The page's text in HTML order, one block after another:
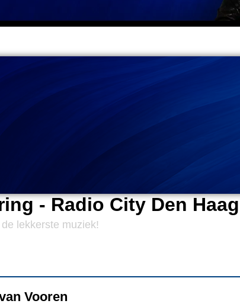
- Radio City Den Haag
lekkerste muziek!
Vooren